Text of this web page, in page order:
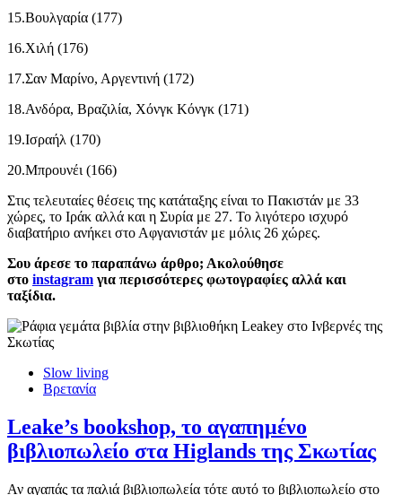
15.Βουλγαρία (177)
16.Χιλή (176)
17.Σαν Μαρίνο, Αργεντινή (172)
18.Ανδόρα, Βραζιλία, Χόνγκ Κόνγκ (171)
19.Ισραήλ (170)
20.Μπρουνέι (166)
Στις τελευταίες θέσεις της κατάταξης είναι το Πακιστάν με 33
χώρες, το Ιράκ αλλά και η Συρία με 27. Το λιγότερο ισχυρό
διαβατήριο ανήκει στο Αφγανιστάν με μόλις 26 χώρες.
Σου άρεσε το παραπάνω άρθρο; Ακολούθησε
στο instagram για περισσότερες φωτογραφίες αλλά και
ταξίδια.
Slow living
Βρετανία
Leake’s bookshop, το αγαπημένο
βιβλιοπωλείο στα Higlands της Σκωτίας
Αν αγαπάς τα παλιά βιβλιοπωλεία τότε αυτό το βιβλιοπωλείο στο